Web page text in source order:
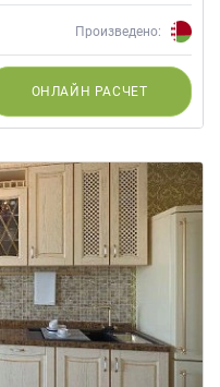
Слоновая кость, Кремовый
Произведено:
ОНЛАЙН РАСЧЕТ